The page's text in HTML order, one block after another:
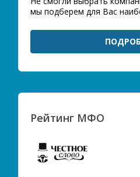
мы подберем для Вас
Рейтинг МФО